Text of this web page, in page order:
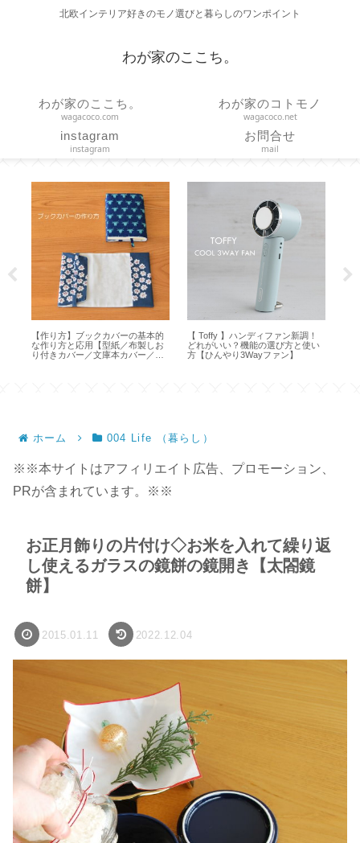
北欧インテリア好きのモノ選びと暮らしのワンポイント
わが家のここち。
わが家のここち。
wagacoco.com
わが家のコトモノ
wagacoco.net
instagram
instagram
お問合せ
mail
【作り方】ブックカバーの基本的
な作り方と応用【型紙／布製しお
り付きカバー／文庫本カバー／ハ
【 Toffy 】ハンディファン新調！
どれがいい？機能の選び方と使い
方【ひんやり3Wayファン】
ホーム 004 Life （暮らし）
※※本サイトはアフィリエイト広告、プロモーション、
PRが含まれています。※※
お正月飾りの片付け◇お米を入れて繰り返
し使えるガラスの鏡餅の鏡開き【太閤鏡
餅】
2015.01.11 2022.12.04